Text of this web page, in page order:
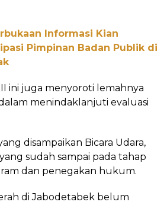
Informasi Kian
Pimpinan Badan Publik di
ini juga menyoroti lemahnya
menindaklanjuti evaluasi
disampaikan Bicara Udara,
sudah sampai pada tahap
dan penegakan hukum.
di Jabodetabek belum